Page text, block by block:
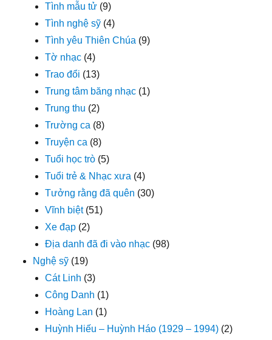
Tình mẫu tử (9)
Tình nghệ sỹ (4)
Tình yêu Thiên Chúa (9)
Tờ nhạc (4)
Trao đổi (13)
Trung tâm băng nhạc (1)
Trung thu (2)
Trường ca (8)
Truyện ca (8)
Tuổi học trò (5)
Tuổi trẻ & Nhạc xưa (4)
Tưởng rằng đã quên (30)
Vĩnh biệt(51)
Xe đạp (2)
Địa danh đã đi vào nhạc (98)
Nghệ sỹ (19)
Cát Linh (3)
Công Danh (1)
Hoàng Lan (1)
Huỳnh Hiếu – Huỳnh Háo (1929 – 1994) (2)